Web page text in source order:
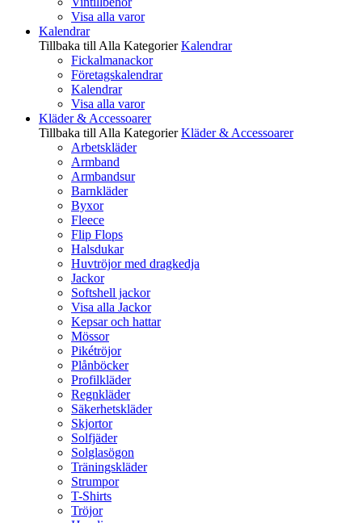
Visa alla varor
Kalendrar
Tillbaka till Alla Kategorier Kalendrar
Fickalmanackor
Företagskalendrar
Kalendrar
Visa alla varor
Kläder & Accessoarer
Tillbaka till Alla Kategorier Kläder & Accessoarer
Arbetskläder
Armband
Armbandsur
Barnkläder
Byxor
Fleece
Flip Flops
Halsdukar
Huvtröjor med dragkedja
Jackor
Softshell jackor
Visa alla Jackor
Kepsar och hattar
Mössor
Pikétröjor
Plånböcker
Profilkläder
Regnkläder
Säkerhetskläder
Skjortor
Solfjäder
Solglasögon
Träningskläder
Strumpor
T-Shirts
Tröjor